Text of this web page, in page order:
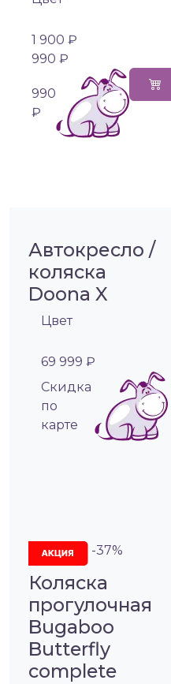
1 900 ₽
990 ₽
990
₽
Автокресло /
коляска
Doona X
Цвет
69 999 ₽
Cкидка
по
карте
-37%
Коляска
прогулочная
Bugaboo
Butterfly
complete